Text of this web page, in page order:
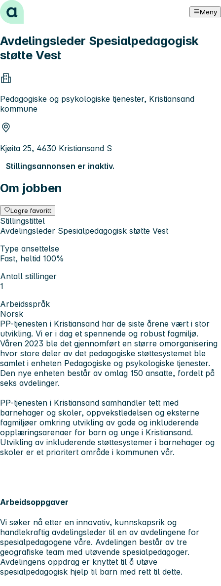
Hopp til innhold Meny
Avdelingsleder Spesialpedagogisk
støtte Vest
Pedagogiske og psykologiske tjenester, Kristiansand
kommune
Kjøita 25, 4630 Kristiansand S
Stillingsannonsen er inaktiv.
Om jobben
Lagre favoritt
Stillingstittel
Avdelingsleder Spesialpedagogisk støtte Vest
Type ansettelse
Fast, heltid 100%
Antall stillinger
1
Arbeidsspråk
Norsk
PP-tjenesten i Kristiansand har de siste årene vært i stor
utvikling. Vi er i dag et spennende og robust fagmiljø.
Våren 2023 ble det gjennomført en større omorganisering
hvor store deler av det pedagogiske støttesystemet ble
samlet i enheten Pedagogiske og psykologiske tjenester.
Den nye enheten består av omlag 150 ansatte, fordelt på
seks avdelinger.
PP-tjenesten i Kristiansand samhandler tett med
barnehager og skoler, oppvekstledelsen og eksterne
fagmiljøer omkring utvikling av gode og inkluderende
opplæringsarenaer for barn og unge i Kristiansand.
Utvikling av inkluderende støttesystemer i barnehager og
skoler er et prioritert område i kommunen vår.
Arbeidsoppgaver
Vi søker nå etter en innovativ, kunnskapsrik og
handlekraftig avdelingsleder til en av avdelingene for
spesialpedagogene våre. Avdelingen består av tre
geografiske team med utøvende spesialpedagoger.
Avdelingens oppdrag er knyttet til å utøve
spesialpedagogisk hjelp til barn med rett til dette.